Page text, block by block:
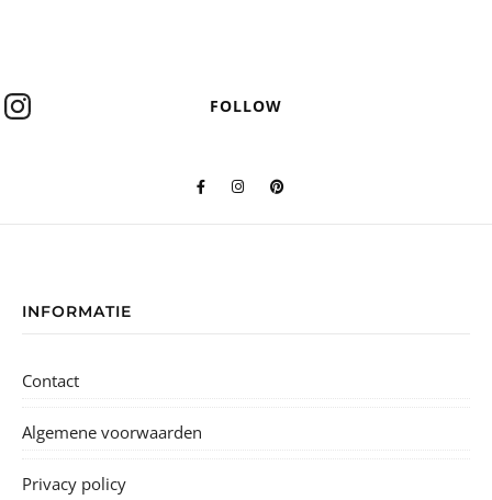
FOLLOW
INFORMATIE
Contact
Algemene voorwaarden
Privacy policy